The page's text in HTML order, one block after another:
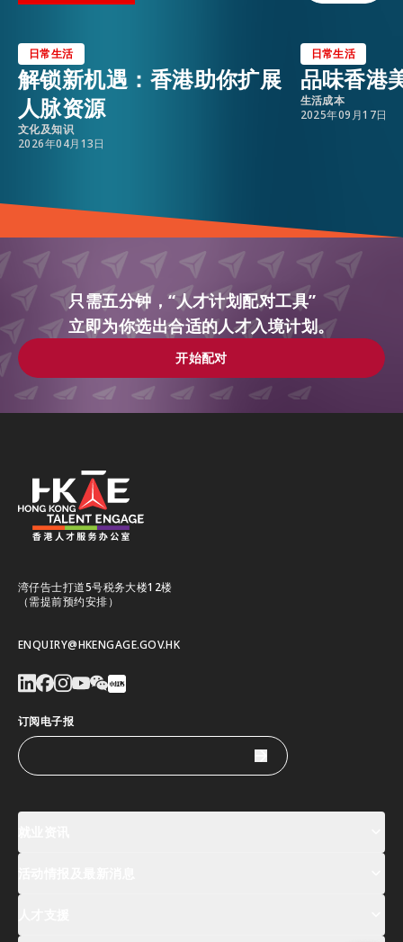
日常生活
解锁新机遇：香港助你扩展
人脉资源
文化及知识
2026年04月13日
日常生活
品味香港
生活成本
2025年09月17日
只需五分钟，“人才计划配对工具”
立即为你选出合适的人才入境计划。
开始配对
开始配对
湾仔告士打道5号税务大楼12楼
（需提前预约安排）
ENQUIRY@HKENGAGE.GOV.HK
订阅电子报
薪酬指数
全球人才高峰会周